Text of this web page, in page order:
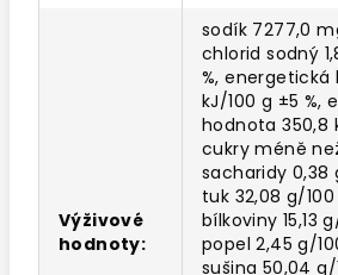
Výživové
hodnoty:
sodík 7277,0
chlorid sodný
%, energetická
kJ/100 g ±5 %,
hodnota 350,8
cukry méně
sacharidy 0,38
tuk 32,08 g/100
bílkoviny 15,13
popel 2,45 g/
sušina 50,04 g/